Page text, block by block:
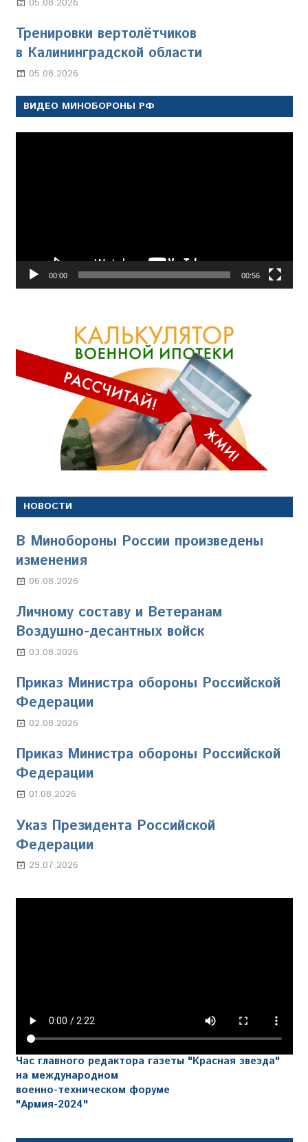
Тренировки вертолётчиков
в Калининградской области
05.08.2026
ВИДЕО МИНОБОРОНЫ РФ
00:00 00:56
НОВОСТИ
В Минобороны России произведены
изменения
06.08.2026
Личному составу и Ветеранам
Воздушно-десантных войск
03.08.2026
Приказ Министра обороны Российской
Федерации
02.08.2026
Приказ Министра обороны Российской
Федерации
01.08.2026
Указ Президента Российской
Федерации
29.07.2026
Час главного редактора газеты "Красная звезда"
на международном
военно-техническом форуме
"Армия-2024"